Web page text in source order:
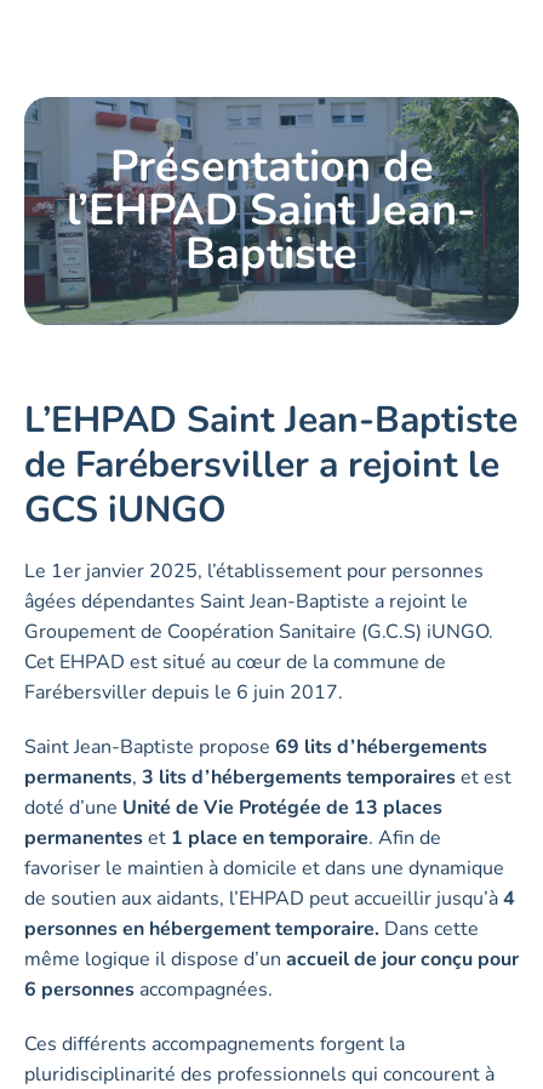
Présentation de
l’EHPAD Saint Jean-
Baptiste
L’EHPAD Saint Jean-Baptiste
de Farébersviller a rejoint le
GCS iUNGO
Le 1er janvier 2025, l’établissement pour personnes
âgées dépendantes Saint Jean-Baptiste a rejoint le
Groupement de Coopération Sanitaire (G.C.S) iUNGO.
Cet EHPAD est situé au cœur de la commune de
Farébersviller depuis le 6 juin 2017.
Saint Jean-Baptiste propose 69 lits d’hébergements
permanents, 3 lits d’hébergements temporaireset est
doté d’une Unité de Vie Protégée de 13 places
permanenteset 1 place en temporaire. Afin de
favoriser le maintien à domicile et dans une dynamique
de soutien aux aidants, l’EHPAD peut accueillir jusqu’à4
personnes en hébergement temporaire. Dans cette
même logique il dispose d’un accueil de jour conçu pour
6 personnes accompagnées.
Ces différents accompagnements forgent la
pluridisciplinarité des professionnels qui concourent à